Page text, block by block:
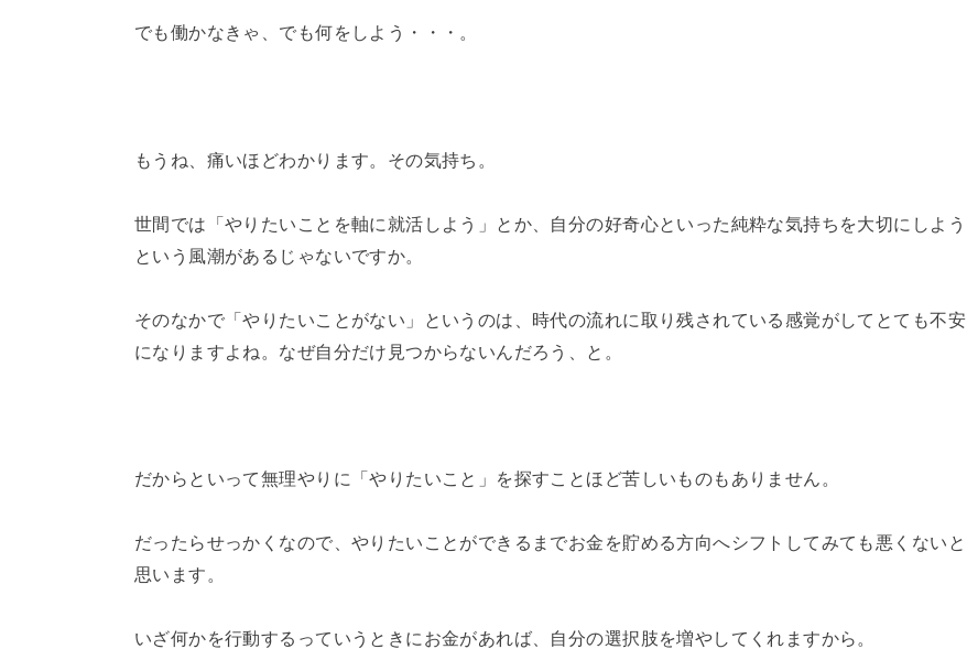
でも働かなきゃ、でも何をしよう・・・。
もうね、痛いほどわかります。その気持ち。
世間では「やりたいことを軸に就活しよう」とか、自分の好奇心といった純粋な気持ちを大切にしよう
という風潮があるじゃないですか。
そのなかで「やりたいことがない」というのは、時代の流れに取り残されている感覚がしてとても不安
になりますよね。なぜ自分だけ見つからないんだろう、と。
だからといって無理やりに「やりたいこと」を探すことほど苦しいものもありません。
だったらせっかくなので、やりたいことができるまでお金を貯める方向へシフトしてみても悪くないと
思います。
いざ何かを行動するっていうときにお金があれば、自分の選択肢を増やしてくれますから。